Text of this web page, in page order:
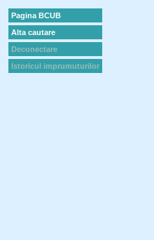
Pagina BCUB
Alta cautare
Deconectare
Istoricul imprumuturilor